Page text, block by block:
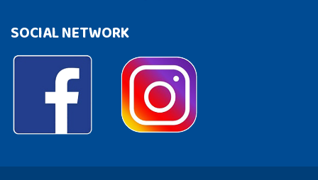
SOCIAL NETWORK